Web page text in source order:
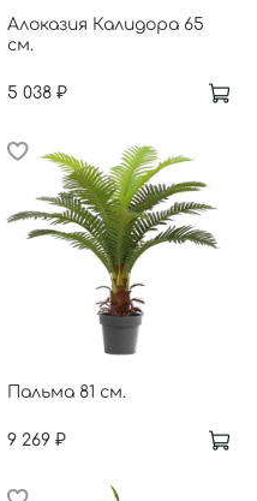
Алоказия Калидора 65
см.
5 038 ₽
Пальма 81 см.
9 269 ₽